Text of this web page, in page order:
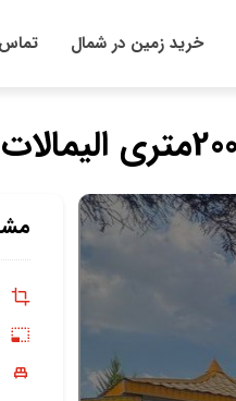
خرید زمین در شمال تماس